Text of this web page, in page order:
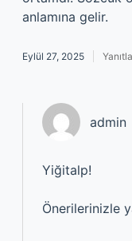
anlamına gelir.
Eylül 27, 2025 Yanıtla
admin
Yiğitalp!
Önerilerinizle